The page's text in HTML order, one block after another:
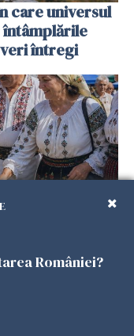
care universul
întregi
care alegerile
pe care
României?